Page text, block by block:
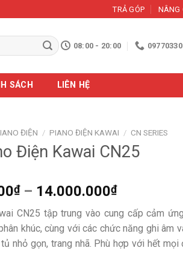
TRẢ GÓP NÂNG
08:00 - 20:00
SÁCH LIÊN HỆ
ĐIỆN / PIANO ĐIỆN KAWAI / CN SERIES
Điện Kawai CN25
₫ – 14.000.000₫Khoảng
giá:
từ
đến
CN25 tập trung vào cung cấp cảm
khúc, cùng với các chức năng ghi âm
nhỏ gọn, trang nhã. Phù hợp với hết